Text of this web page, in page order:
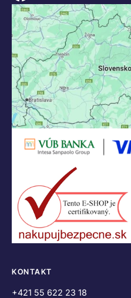
KONTAKT
+421 55 622 23 18